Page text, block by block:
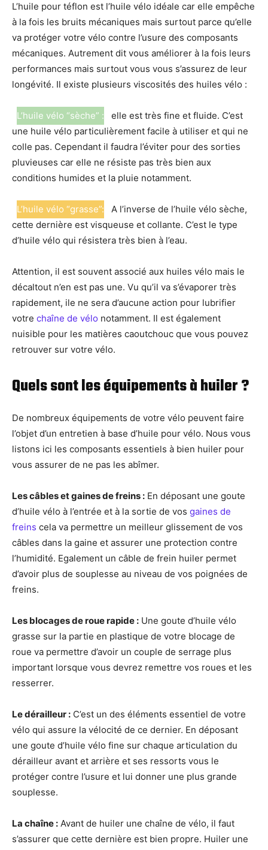
L’huile pour téflon est l’huile vélo idéale car elle empêche
à la fois les bruits mécaniques mais surtout parce qu’elle
va protéger votre vélo contre l’usure des composants
mécaniques. Autrement dit vous améliorer à la fois leurs
performances mais surtout vous vous s’assurez de leur
longévité. Il existe plusieurs viscosités des huiles vélo :
L’huile vélo “sèche” :
elle est très fine et fluide. C’est
une huile vélo particulièrement facile à utiliser et qui ne
colle pas. Cependant il faudra l’éviter pour des sorties
pluvieuses car elle ne résiste pas très bien aux
conditions humides et la pluie notamment.
L’huile vélo “grasse”:
A l’inverse de l’huile vélo sèche,
cette dernière est visqueuse et collante. C’est le type
d’huile vélo qui résistera très bien à l’eau.
Attention, il est souvent associé aux huiles vélo mais le
décaltout n’en est pas une. Vu qu’il va s’évaporer très
rapidement, ile ne sera d’aucune action pour lubrifier
votre chaîne de vélo notamment. Il est également
nuisible pour les matières caoutchouc que vous pouvez
retrouver sur votre vélo.
Quels sont les équipements à huiler ?
De nombreux équipements de votre vélo peuvent faire
l’objet d’un entretien à base d’huile pour vélo. Nous vous
listons ici les composants essentiels à bien huiler pour
vous assurer de ne pas les abîmer.
Les câbles et gaines de freins : En déposant une goute
d’huile vélo à l’entrée et à la sortie de vos gaines de
freins cela va permettre un meilleur glissement de vos
câbles dans la gaine et assurer une protection contre
l’humidité. Egalement un câble de frein huiler permet
d’avoir plus de souplesse au niveau de vos poignées de
freins.
Les blocages de roue rapide : Une goute d’huile vélo
grasse sur la partie en plastique de votre blocage de
roue va permettre d’avoir un couple de serrage plus
important lorsque vous devrez remettre vos roues et les
resserrer.
Le dérailleur : C’est un des éléments essentiel de votre
vélo qui assure la vélocité de ce dernier. En déposant
une goute d’huile vélo fine sur chaque articulation du
dérailleur avant et arrière et ses ressorts vous le
protéger contre l’usure et lui donner une plus grande
souplesse.
La chaîne : Avant de huiler une chaîne de vélo, il faut
s’assurer que cette dernière est bien propre. Huiler une